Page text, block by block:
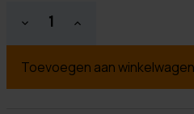
Hoeveelheid
verlagen
Grootvakstelling
mm
Hoeveelheid
verhogen
Grootvakstelling
mm